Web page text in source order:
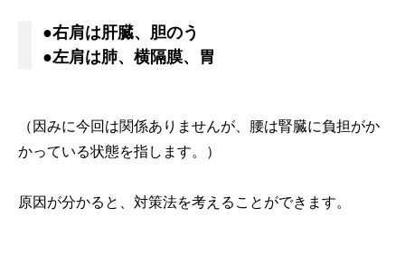
●右肩は肝臓、胆のう
●左肩は肺、横隔膜、胃
（因みに今回は関係ありませんが、腰は腎臓に負担がか
かっている状態を指します。）
原因が分かると、対策法を考えることができます。